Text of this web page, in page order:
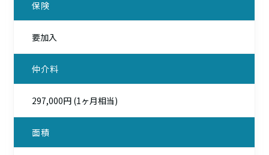
保険
要加入
仲介料
297,000円 (1ヶ月相当)
面積